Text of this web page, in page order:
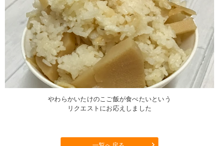
やわらかいたけのこご飯が食べたいという
リクエストにお応えしました